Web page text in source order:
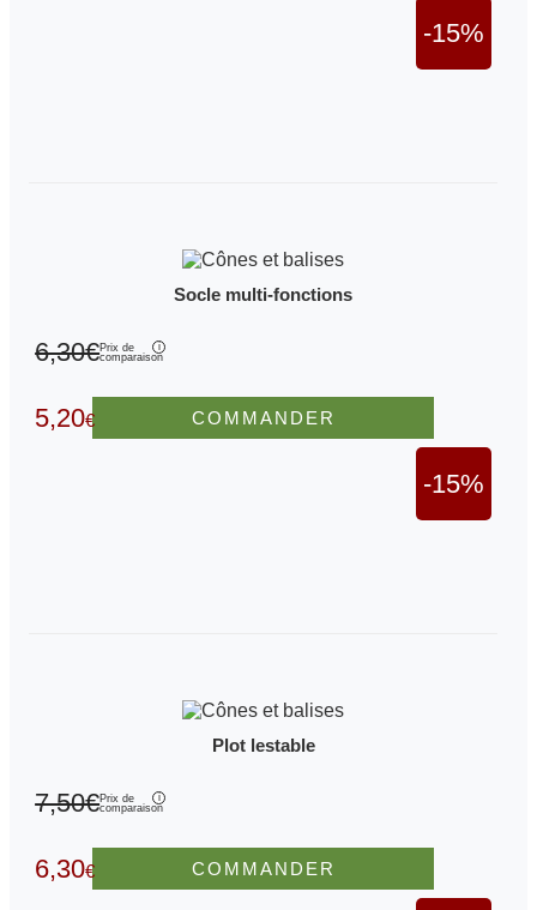
-15%
Socle multi-fonctions
6,30€Prix de
comparaison
5,20€
-15%
COMMANDER
Plot lestable
7,50€Prix de
comparaison
6,30€ COMMANDER